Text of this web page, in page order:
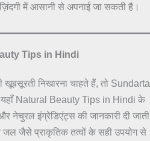
ज़िंदगी में आसानी से अपनाई जा सकती है।
Tips in Hindi
निखारना चाहते हैं, तो Sundarta
Natural Beauty Tips in Hindi के
नेचुरल इंग्रेडिएंट्स की जानकारी दी जाती
जल जैसे प्राकृतिक तत्वों के सही उपयोग से